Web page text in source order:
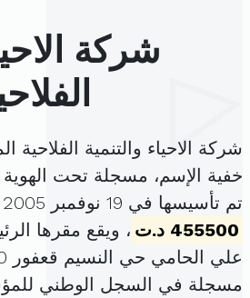
شركة
شركة الاحياء والتنمية
خفية الإسم، مسجلة تحت الهوية
تم تأسيسها في 19 نوفمبر 2005 برأس مال قدره
455500 د.ت
، ويقع مقرها
علي الحامي حي النسيم قعفور 6110 (
مسجلة في السجل الوطني